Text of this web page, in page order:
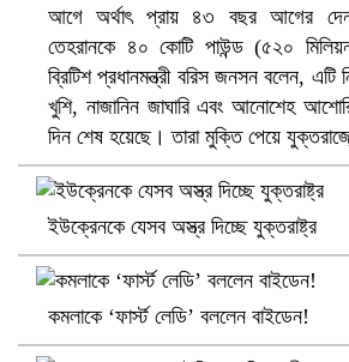
ভিউ বাড়াতে রাম দা হাতে ফেসবুকে ভিডিও পোস্ট
আগে অর্থাৎ প্রায় ৪৩ বছর আগের দেনা
তেহরানকে ৪০ কোটি পাউন্ড (৫২০
ব্রিটিশ প্রধানমন্ত্রী বরিস জনসন বলেন,
খুশি, নাজানিন জাঘারি এবং আনোশেহ
দিন শেষ হয়েছে। তারা মুক্তি পেয়ে
ইউক্রেনকে যেসব অস্ত্র দিচ্ছে যুক্তরাষ্ট্র
কমলাকে ‘ফার্স্ট লেডি’ বললেন বাইডেন!